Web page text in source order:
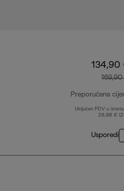
134,90
Preporučena
Uključen PDV u
26,98 €
Usporedi